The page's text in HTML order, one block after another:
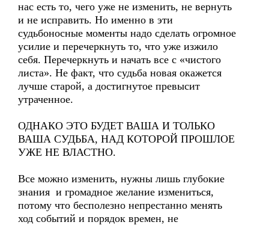
нас есть то, чего уже не изменить, не вернуть
и не исправить. Но именно в эти
судьбоносные моменты надо сделать огромное
усилие и перечеркнуть то, что уже изжило
себя. Перечеркнуть и начать все с «чистого
листа». Не факт, что судьба новая окажется
лучше старой, а достигнутое превысит
утраченное.
ОДНАКО ЭТО БУДЕТ ВАША И ТОЛЬКО
ВАША СУДЬБА, НАД КОТОРОЙ ПРОШЛОЕ
УЖЕ НЕ ВЛАСТНО.
Все можно изменить, нужны лишь глубокие
знания и громадное желание измениться,
потому что бесполезно непрестанно менять
ход событий и порядок времен, не